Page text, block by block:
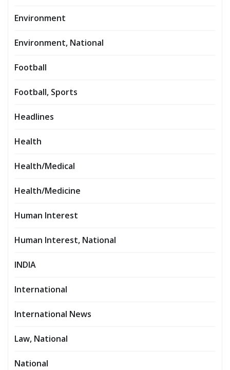
Environment
Environment, National
Football
Football, Sports
Headlines
Health
Health/Medical
Health/Medicine
Human Interest
Human Interest, National
INDIA
International
International News
Law, National
National